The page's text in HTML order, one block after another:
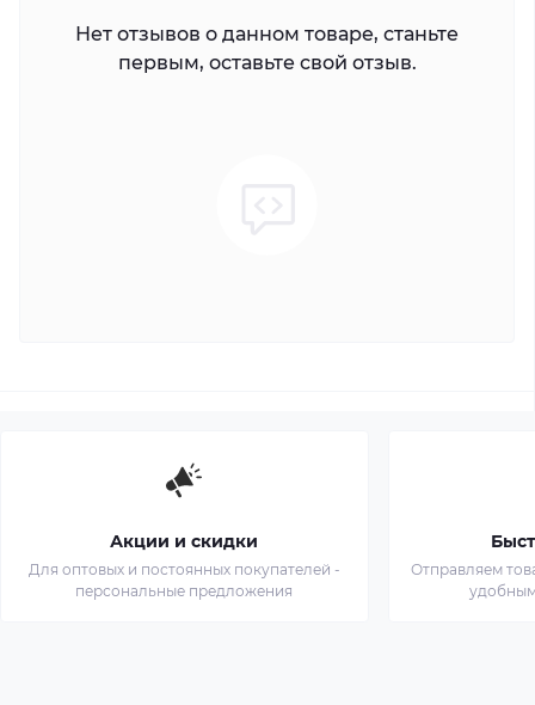
Нет отзывов о данном товаре, станьте
первым, оставьте свой отзыв.
Акции и скидки
Для оптовых и постоянных покупателей -
персональные предложения
Отправляем